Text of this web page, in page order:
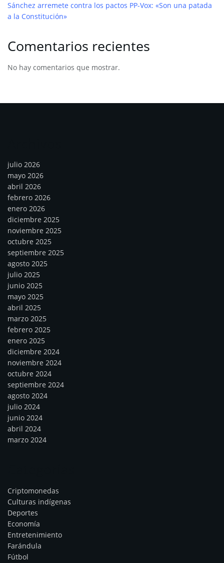
Sánchez arremete contra los pactos PP-Vox: «Son una patada
a la Constitución»
Comentarios recientes
No hay comentarios que mostrar.
julio 2026
mayo 2026
abril 2026
febrero 2026
enero 2026
diciembre 2025
noviembre 2025
octubre 2025
septiembre 2025
agosto 2025
julio 2025
junio 2025
mayo 2025
abril 2025
marzo 2025
febrero 2025
enero 2025
diciembre 2024
noviembre 2024
octubre 2024
septiembre 2024
agosto 2024
julio 2024
junio 2024
abril 2024
marzo 2024
Criptomonedas
Culturas indígenas
Deportes
Economía
Entretenimiento
Farándula
Fútbol